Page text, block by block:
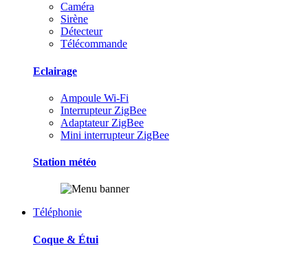
Caméra
Sirène
Détecteur
Télécommande
Eclairage
Ampoule Wi-Fi
Interrupteur ZigBee
Adaptateur ZigBee
Mini interrupteur ZigBee
Station météo
Téléphonie
Coque & Étui